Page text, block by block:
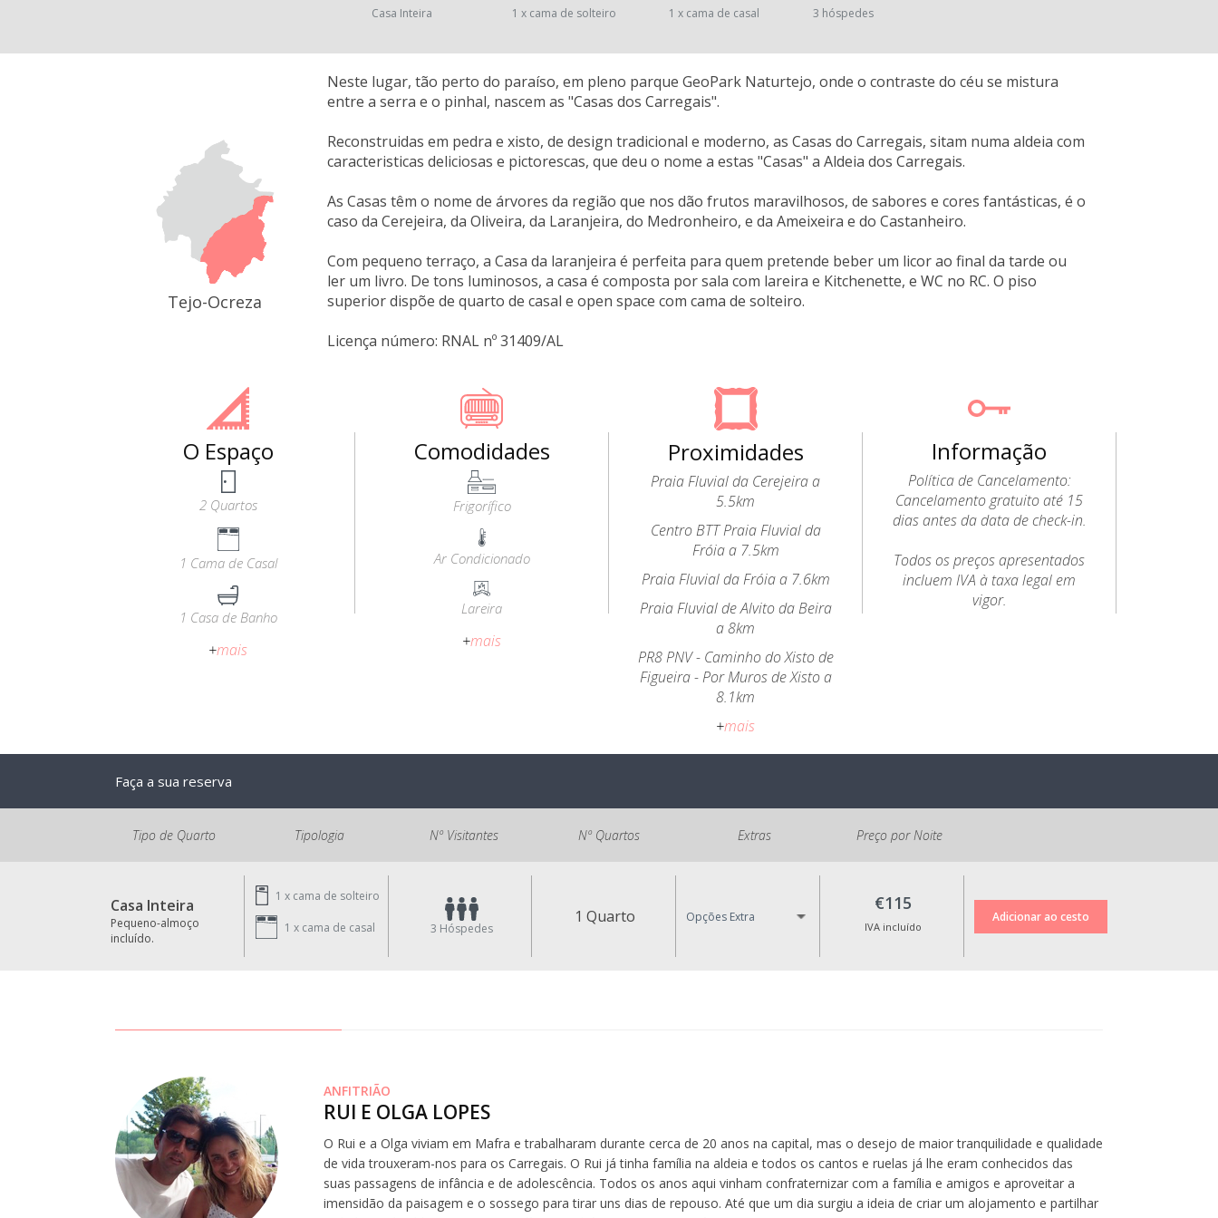
Casa Inteira 1 x cama de solteiro 1 x cama de casal 3 hóspedes
Tejo-Ocreza
Neste lugar, tão perto do paraíso, em pleno parque GeoPark Naturtejo, onde o contraste do céu se mistura
entre a serra e o pinhal, nascem as "Casas dos Carregais".
Reconstruidas em pedra e xisto, de design tradicional e moderno, as Casas do Carregais, sitam numa aldeia com
caracteristicas deliciosas e pictorescas, que deu o nome a estas "Casas" a Aldeia dos Carregais.
As Casas têm o nome de árvores da região que nos dão frutos maravilhosos, de sabores e cores fantásticas, é o
caso da Cerejeira, da Oliveira, da Laranjeira, do Medronheiro, e da Ameixeira e do Castanheiro.
Com pequeno terraço, a Casa da laranjeira é perfeita para quem pretende beber um licor ao final da tarde ou
ler um livro. De tons luminosos, a casa é composta por sala com lareira e Kitchenette, e WC no RC. O piso
superior dispõe de quarto de casal e open space com cama de solteiro.
Licença número: RNAL nº 31409/AL
O Espaço
2 Quartos
1 Cama de Casal
1 Casa de Banho
+mais
Comodidades
Frigorífico
Ar Condicionado
Lareira
+mais
Proximidades
Praia Fluvial da Cerejeira a
5.5km
Centro BTT Praia Fluvial da
Fróia a 7.5km
Praia Fluvial da Fróia a 7.6km
Praia Fluvial de Alvito da Beira
a 8km
PR8 PNV - Caminho do Xisto de
Figueira - Por Muros de Xisto a
8.1km
+mais
Informação
Política de Cancelamento:
Cancelamento gratuito até 15
dias antes da data de check-in.
Todos os preços apresentados
incluem IVA à taxa legal em
vigor.
Faça a sua reserva
Tipo de Quarto Tipologia Nº Visitantes Nº Quartos Extras Preço por Noite
Casa Inteira
Pequeno-almoço
incluído.
1 x cama de solteiro
1 x cama de casal 3 Hóspedes
1 Quarto Opções Extra
€115
IVA incluído
ANFITRIÃO
RUI E OLGA LOPES
O Rui e a Olga viviam em Mafra e trabalharam durante cerca de 20 anos na capital, mas o desejo de maior tranquilidade e qualidade
de vida trouxeram-nos para os Carregais. O Rui já tinha família na aldeia e todos os cantos e ruelas já lhe eram conhecidos das
suas passagens de infância e de adolescência. Todos os anos aqui vinham confraternizar com a família e amigos e aproveitar a
imensidão da paisagem e o sossego para tirar uns dias de repouso. Até que um dia surgiu a ideia de criar um alojamento e partilhar